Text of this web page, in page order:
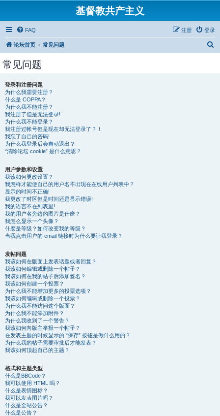
基督教共产主义
FAQ 登录
注册
论坛首页 常见问题
常见问题
登录和注册问题
为什么我需要注册？
什么是 COPPA？
为什么我不能注册？
我注册了但是无法登录!
为什么我不能登录？
我注册过帐号但是现在却无法登录了？！
我忘了自己的密码!
为什么我登录后会自动退出？
“清除论坛 cookie” 是什么意思？
用户参数和设置
我该如何更改设置？
我怎样才能使自己的用户名不出现在在线用户列表中？
显示的时间不正确!
我更改了时区但是时间还是显示错误!
我的语言不在列表里!
我的用户名旁边的图片是什麽？
我怎么显示一个头像？
什麽是等级？如何改变我的等级？
当我点击用户的 email 链接时为什么要让我登录？
发帖问题
我该如何在版面上发表话题或者回复？
我该如何编辑或删除一个帖子？
我该如何在我的帖子后添加签名？
我该如何创建一个投票？
为什么我不能增加更多的投票选项？
我该如何编辑或删除一个投票？
为什么我不能访问这个版面？
为什么我不能添加附件？
为什么我收到了一个警告？
我该如何向版主举报一个帖子？
在发表主题的时候显示的 “保存” 按钮是做什么用的？
为什么我的帖子需要审批后才能发表？
我该如何顶起自己的主题？
格式和主题类型
什么是BBCode？
我可以使用 HTML 吗？
什么是表情图标？
我可以发表图片吗？
什么是全站公告？
什么是公告？